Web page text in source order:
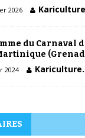
2026
du Carnaval
2024